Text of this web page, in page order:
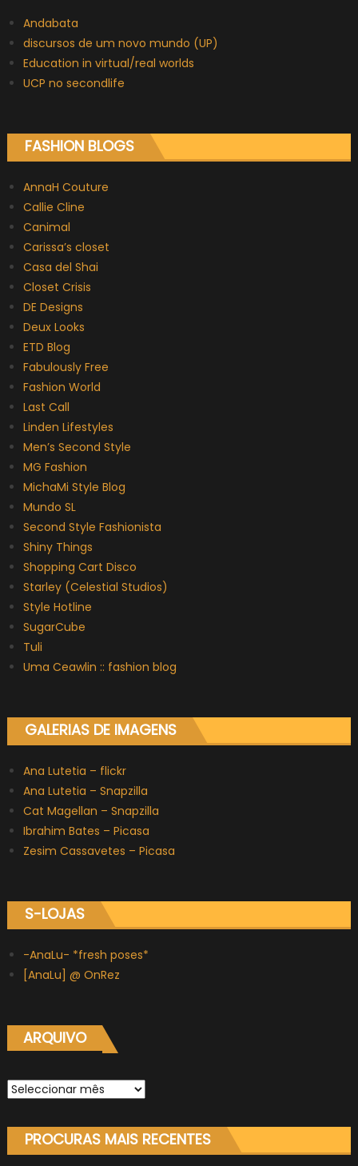
Andabata
discursos de um novo mundo (UP)
Education in virtual/real worlds
UCP no secondlife
FASHION BLOGS
AnnaH Couture
Callie Cline
Canimal
Carissa’s closet
Casa del Shai
Closet Crisis
DE Designs
Deux Looks
ETD Blog
Fabulously Free
Fashion World
Last Call
Linden Lifestyles
Men’s Second Style
MG Fashion
MichaMi Style Blog
Mundo SL
Second Style Fashionista
Shiny Things
Shopping Cart Disco
Starley (Celestial Studios)
Style Hotline
SugarCube
Tuli
Uma Ceawlin :: fashion blog
GALERIAS DE IMAGENS
Ana Lutetia – flickr
Ana Lutetia – Snapzilla
Cat Magellan – Snapzilla
Ibrahim Bates – Picasa
Zesim Cassavetes – Picasa
S-LOJAS
-AnaLu- *fresh poses*
[AnaLu] @ OnRez
ARQUIVO
Arquivo
PROCURAS MAIS RECENTES